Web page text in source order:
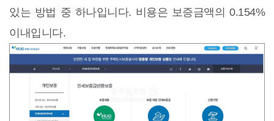
있는 방법 중 하나입니다. 비용은 보증금액의 0.154%
이내입니다.